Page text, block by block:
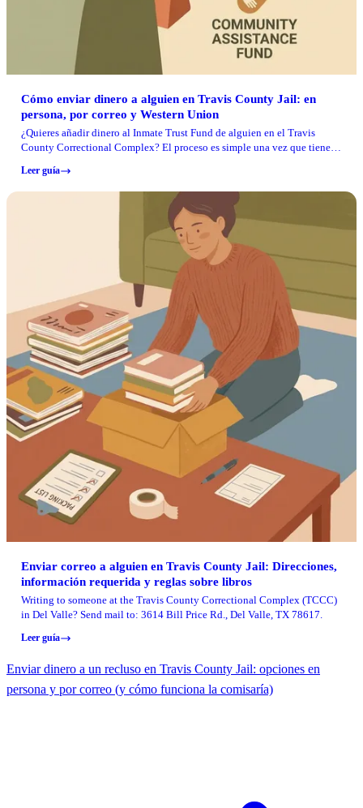
Cómo enviar dinero a alguien en Travis County Jail: en
persona, por correo y Western Union
¿Quieres añadir dinero al Inmate Trust Fund de alguien en el Travis
County Correctional Complex? El proceso es simple una vez que tienes
depósitos en persona, por correo y por Western Union.
Leer guía
Enviar correo a alguien en Travis County Jail: Direcciones,
información requerida y reglas sobre libros
Writing to someone at the Travis County Correctional Complex (TCCC)
in Del Valle? Send mail to: 3614 Bill Price Rd., Del Valle, TX 78617.
Leer guía
Enviar dinero a un recluso en Travis County Jail: opciones en
persona y por correo (y cómo funciona la comisaría)